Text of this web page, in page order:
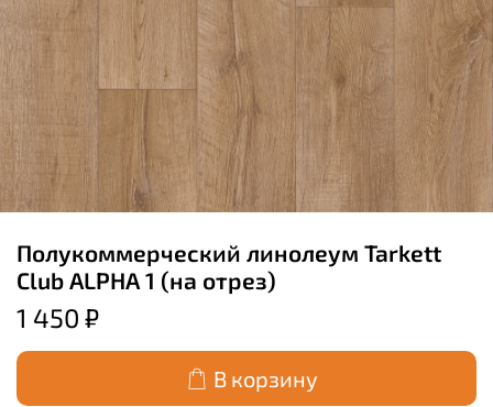
Полукоммерческий линолеум Tarkett
Club ALPHA 1 (на отрез)
1 450 ₽
В корзину